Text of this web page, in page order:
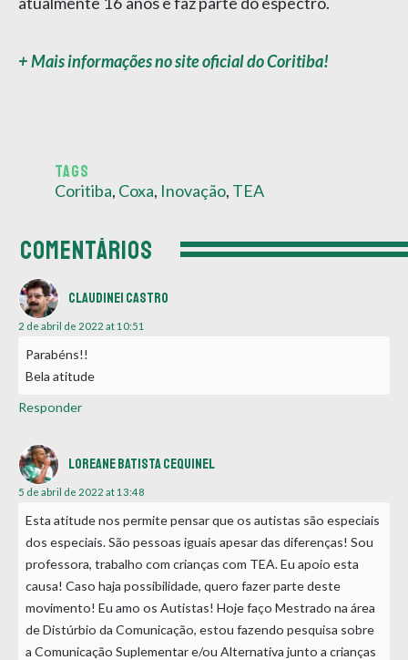
+ Mais informações no site oficial do Coritiba!
TAGS
Coritiba, Coxa, Inovação, TEA
COMENTÁRIOS
Claudinei castro
2 de abril de 2022 at 10:51
Parabéns!!
Bela atitude
Responder
Loreane Batista Cequinel
5 de abril de 2022 at 13:48
Esta atitude nos permite pensar que os autistas são especiais
dos especiais. São pessoas iguais apesar das diferenças! Sou
professora, trabalho com crianças com TEA. Eu apoio esta
causa! Caso haja possibilidade, quero fazer parte deste
movimento! Eu amo os Autistas! Hoje faço Mestrado na área
de Distúrbio da Comunicação, estou fazendo pesquisa sobre
a Comunicação Suplementar e/ou Alternativa junto a crianças